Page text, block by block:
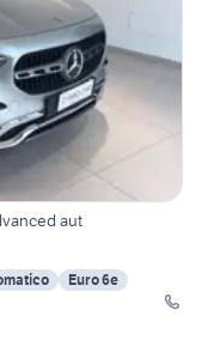
aut
Euro 6e